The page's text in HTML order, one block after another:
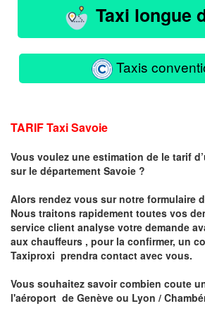
Taxi longue
Taxis
TARIF Taxi Savoie
Vous voulez une estimation de le tarif
sur le département Savoie ?
Alors rendez vous sur notre formulaire
Nous traitons rapidement toutes vos
service client analyse votre demande
aux chauffeurs , pour la confirmer, un
Taxiproxi prendra contact avec vous.
Vous souhaitez savoir combien coute
l'aéroport de Genève ou Lyon /